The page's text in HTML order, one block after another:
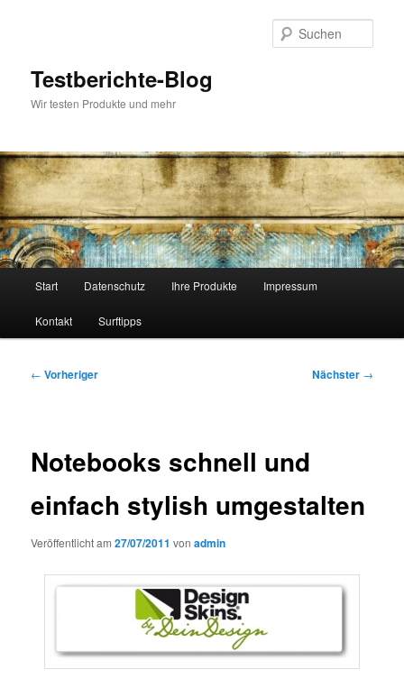
Testberichte-Blog
Wir testen Produkte und mehr
Start Datenschutz Ihre Produkte Impressum
Kontakt Surftipps
Beitragsnavigation
← Vorheriger Nächster →
Notebooks schnell und
einfach stylish umgestalten
Veröffentlicht am27/07/2011 vonadmin